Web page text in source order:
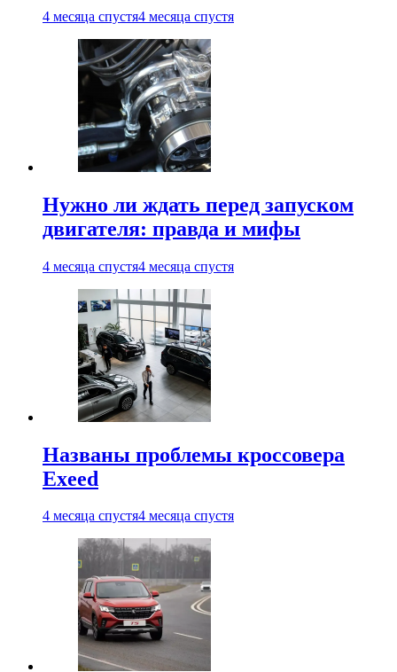
4 месяца спустя4 месяца спустя
Нужно ли ждать перед запуском
двигателя: правда и мифы
4 месяца спустя4 месяца спустя
Названы проблемы кроссовера
Exeed
4 месяца спустя4 месяца спустя